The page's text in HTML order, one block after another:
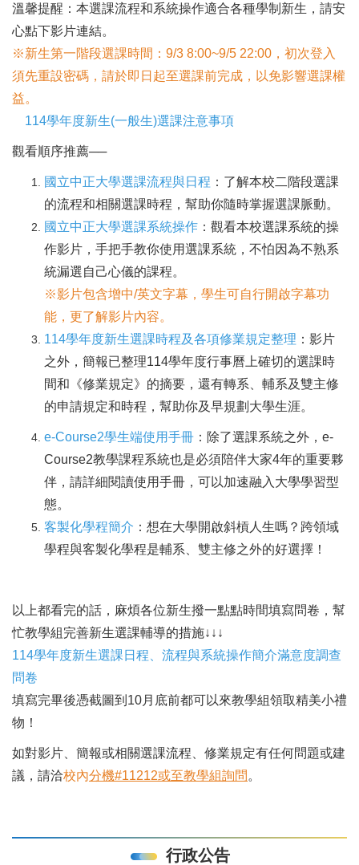
溫馨提醒：本選課流程和系統操作適合各種學制新生，請安
心點下影片連結。
※新生第一階段選課時間：9/3 8:00~9/5 22:00，初次登入
須先重設密碼，請於即日起至選課前完成，以免影響選課權
益。
114學年度新生(一般生)選課注意事項
觀看順序推薦──
國立中正大學選課流程與日程 ：了解本校二階段選課
的流程和相關選課時程，幫助你隨時掌握選課脈動。
國立中正大學選課系統操作 ：觀看本校選課系統的操
作影片，手把手教你使用選課系統，不怕因為不熟系
統漏選自己心儀的課程。
※影片包含增中/英文字幕，學生可自行開啟字幕功
能，更了解影片內容。
114學年度新生選課時程及各項修業規定整理 ：影片
之外，簡報已整理114學年度行事曆上確切的選課時
間和《修業規定》的摘要，還有轉系、輔系及雙主修
的申請規定和時程，幫助你及早規劃大學生涯。
e-Course2學生端使用手冊 ：除了選課系統之外，e-
Course2教學課程系統也是必須陪伴大家4年的重要夥
伴，請詳細閱讀使用手冊，可以加速融入大學學習型
態。
客製化學程簡介 ：想在大學開啟斜槓人生嗎？跨領域
學程與客製化學程是輔系、雙主修之外的好選擇！
以上都看完的話，麻煩各位新生撥一點點時間填寫問卷，幫
忙教學組完善新生選課輔導的措施↓↓↓
114學年度新生選課日程、流程與系統操作簡介滿意度調查
問卷
填寫完畢後憑截圖到10月底前都可以來教學組領取精美小禮
物！
如對影片、簡報或相關選課流程、修業規定有任何問題或建
議，請洽校內分機#11212或至教學組詢問 。
行政公告